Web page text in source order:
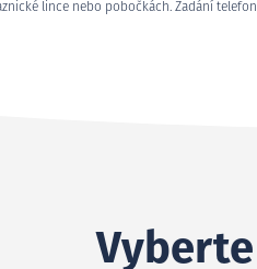
lince nebo pobočkách. Zadání